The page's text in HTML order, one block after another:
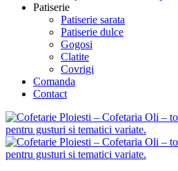
Patiserie
Patiserie sarata
Patiserie dulce
Gogosi
Clatite
Covrigi
Comanda
Contact